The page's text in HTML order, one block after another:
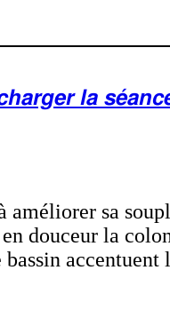
la
améliorer sa
douceur la